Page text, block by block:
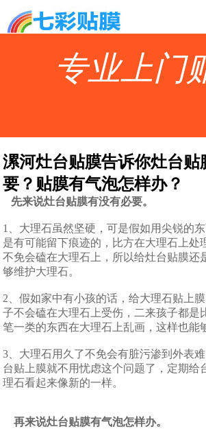
专业上门
漯河灶台贴膜告诉你灶台贴
要？贴膜有气泡怎样办？
先来说灶台贴膜有没有必要。
1、大理石虽然坚硬，可是假如用尖锐的
是有可能留下痕迹的，比方在大理石上处
不免会磕在大理石上，所以给灶台贴膜还
够维护大理石。
2、假如家中有小孩的话，给大理石贴上
子不会磕在大理石上受伤，二来孩子都是
笔一类的东西在大理石上乱画，这样也能
3、大理石用久了不免会有脏污渗到外表
台贴上膜就不用忧虑这个问题了，定期给
理石看起来像新的一样。
再来说灶台贴膜有气泡怎样办。